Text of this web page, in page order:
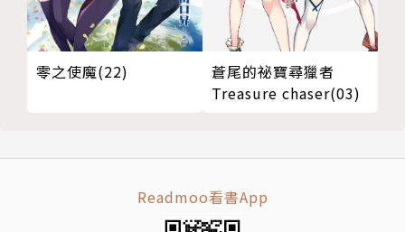
零之使魔(22)
蒼尾的祕寶尋獵者
Treasure chaser(03)
Readmoo看書App